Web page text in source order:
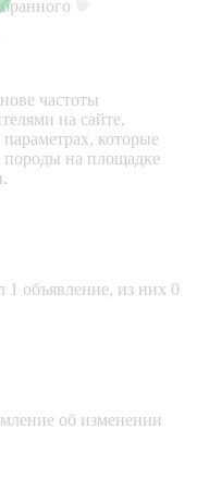
частоты
на сайте,
которые
породы на площадке
1 объявление, из них 0
об изменении